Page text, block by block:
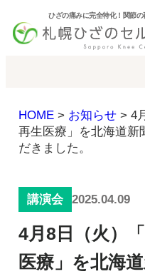
ひざの痛みに完全特化！関節
初めて
ひざの
幹細胞
再生医
お
HOME> お知らせ> 4
再生医療」を北海道新
だきました。
講演会 2025.04.09
4月8日（火）
医療」を北海